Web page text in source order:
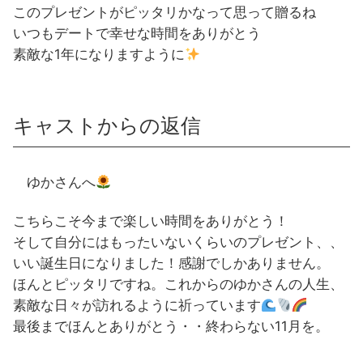
このプレゼントがピッタリかなって思って贈るね
いつもデートで幸せな時間をありがとう
素敵な1年になりますように
キャストからの返信
ゆかさんへ
こちらこそ今まで楽しい時間をありがとう！
そして自分にはもったいないくらいのプレゼント、、
いい誕生日になりました！感謝でしかありません。
ほんとピッタリですね。これからのゆかさんの人生、
素敵な日々が訪れるように祈っています
最後までほんとありがとう・・終わらない11月を。